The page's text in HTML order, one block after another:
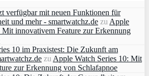
verfügbar mit neuen Funktionen für
und mehr - smartwatchz.de zu Apple
Mit innovativem Feature zur Erkennung
10 im Praxistest: Die Zukunft am
zu Apple Watch Series 10: Mit
zur Erkennung von Schlafapnoe